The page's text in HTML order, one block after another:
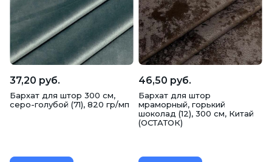
37,20 руб.
Бархат для штор 300 см,
серо-голубой (71), 820 гр/мп
46,50 руб.
Бархат для штор
мраморный, горький
шоколад (12), 300 см, Китай
(ОСТАТОК)